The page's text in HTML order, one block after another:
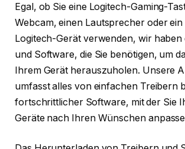
Egal, ob Sie eine Logitech-Gaming-
Webcam, einen Lautsprecher oder ein
Logitech-Gerät verwenden, wir haben
und Software, die Sie benötigen, um
Ihrem Gerät herauszuholen. Unsere
umfasst alles von einfachen Treibern
fortschrittlicher Software, mit der Sie
Geräte nach Ihren Wünschen